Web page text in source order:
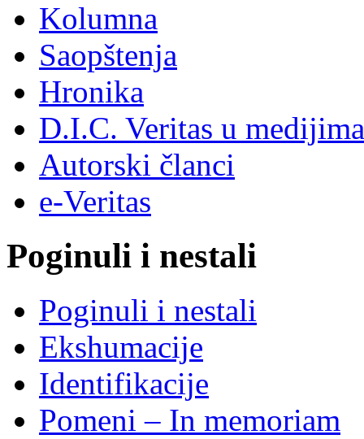
Kolumna
Saopštenja
Hronika
D.I.C. Veritas u medijima
Autorski članci
e-Veritas
Poginuli i nestali
Poginuli i nestali
Ekshumacije
Identifikacije
Pomeni – In memoriam